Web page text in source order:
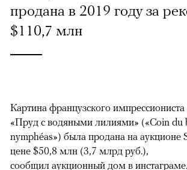
продана в 2019 году за
$110,7 млн
Картина французского
«Пруд с водяными лилиями» («Coin du
nymphéas») была продана на аукционе
цене $50,8 млн (3,7 млрд руб.),
сообщил аукционный дом в